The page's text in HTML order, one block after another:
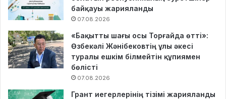
байқауы жарияланды
07.08.2026
«Бақытты шағы осы Торғайда өтті»:
Өзбекәлі Жәнібековтің ұлы әкесі
туралы ешкім білмейтін құпиямен
бөлісті
07.08.2026
Грант иегерлерінің тізімі жарияланды